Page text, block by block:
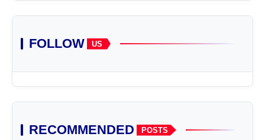
FOLLOW US
RECOMMENDED POSTS